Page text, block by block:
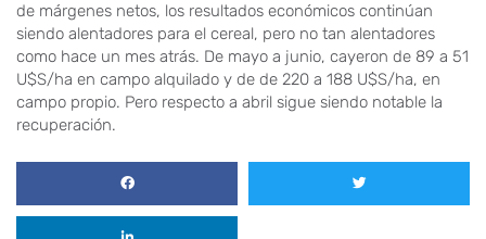
de márgenes netos, los resultados económicos continúan
siendo alentadores para el cereal, pero no tan alentadores
como hace un mes atrás. De mayo a junio, cayeron de 89 a 51
U$S/ha en campo alquilado y de de 220 a 188 U$S/ha, en
campo propio. Pero respecto a abril sigue siendo notable la
recuperación.